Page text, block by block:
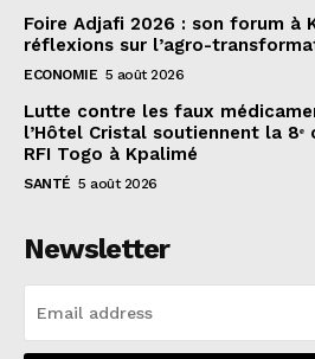
Foire Adjafi 2026 : son forum à
réflexions sur l’agro-
ECONOMIE 5 août 2026
Lutte contre les faux
l’Hôtel Cristal soutiennent la 8ᵉ
RFI Togo à Kpalimé
SANTÉ 5 août 2026
Newsletter